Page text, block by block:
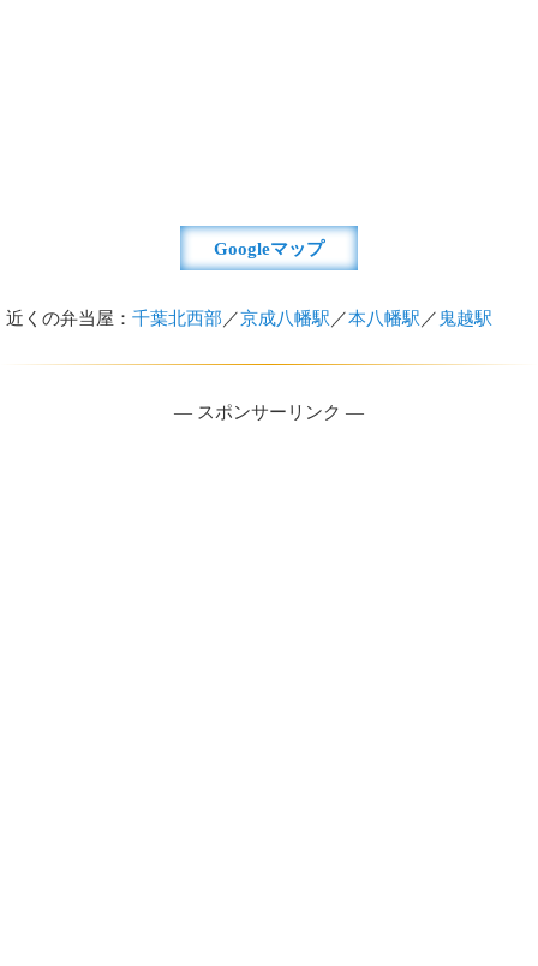
Googleマップ
近くの弁当屋： 千葉北西部 ／京成八幡駅 ／本八幡駅 ／ 鬼越駅
― スポンサーリンク ―